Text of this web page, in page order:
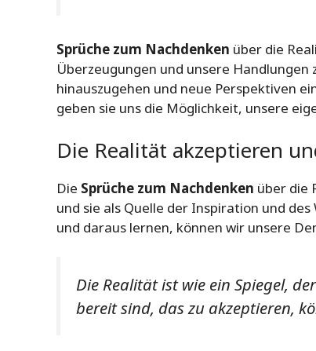
Sprüche zum Nachdenken über die
Überzeugungen und unsere
hinauszugehen und neue Perspektiven
geben sie uns die Möglichkeit, unsere
Die Realität akzeptieren
Die Sprüche zum Nachdenken über die
und sie als Quelle der Inspiration und
und daraus lernen, können wir unsere
Die Realität ist wie ein Spiegel,
bereit sind, das zu akzeptieren,